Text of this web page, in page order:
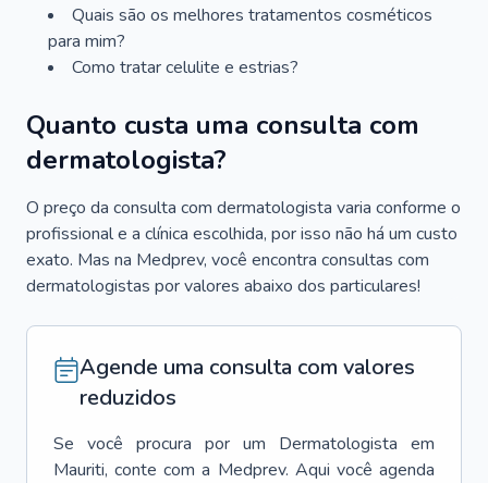
Quais são os melhores tratamentos cosméticos
para mim?
Como tratar celulite e estrias?
Quanto custa uma consulta com
dermatologista?
O preço da consulta com dermatologista varia conforme o
profissional e a clínica escolhida, por isso não há um custo
exato. Mas na Medprev, você encontra consultas com
dermatologistas por valores abaixo dos particulares!
Agende uma consulta com valores
reduzidos
Se você procura por um Dermatologista em
Mauriti, conte com a Medprev. Aqui você agenda